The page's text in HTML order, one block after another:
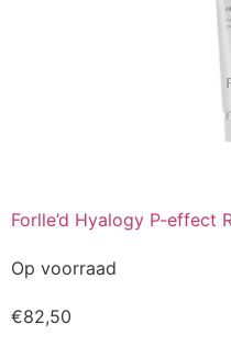
Forlle’d Hyalogy P-effect
Op voorraad
€82,50